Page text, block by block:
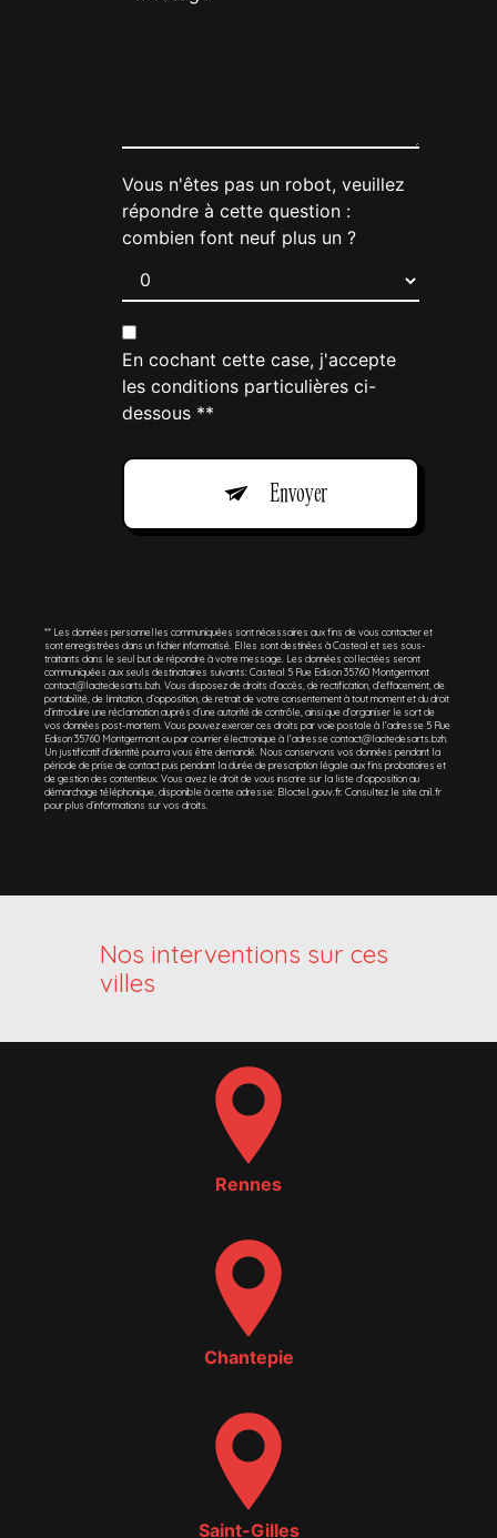
Vous n'êtes pas un robot, veuillez
répondre à cette question :
combien font neuf plus un ?
En cochant cette case, j'accepte
les conditions particulières ci-
dessous **
Envoyer
** Les données personnelles communiquées sont nécessaires aux fins de vous contacter et
sont enregistrées dans un fichier informatisé. Elles sont destinées à Casteal et ses sous-
traitants dans le seul but de répondre à votre message. Les données collectées seront
communiquées aux seuls destinataires suivants: Casteal 5 Rue Edison 35760 Montgermont
contact@lacitedesarts.bzh. Vous disposez de droits d’accès, de rectification, d’effacement, de
portabilité, de limitation, d’opposition, de retrait de votre consentement à tout moment et du droit
d’introduire une réclamation auprès d’une autorité de contrôle, ainsi que d’organiser le sort de
vos données post-mortem. Vous pouvez exercer ces droits par voie postale à l'adresse 5 Rue
Edison 35760 Montgermont ou par courrier électronique à l'adresse contact@lacitedesarts.bzh.
Un justificatif d'identité pourra vous être demandé. Nous conservons vos données pendant la
période de prise de contact puis pendant la durée de prescription légale aux fins probatoires et
de gestion des contentieux. Vous avez le droit de vous inscrire sur la liste d'opposition au
démarchage téléphonique, disponible à cette adresse: Bloctel.gouv.fr. Consultez le site cnil.fr
pour plus d’informations sur vos droits.
Nos interventions sur ces
villes
Rennes
Chantepie
Saint-Gilles